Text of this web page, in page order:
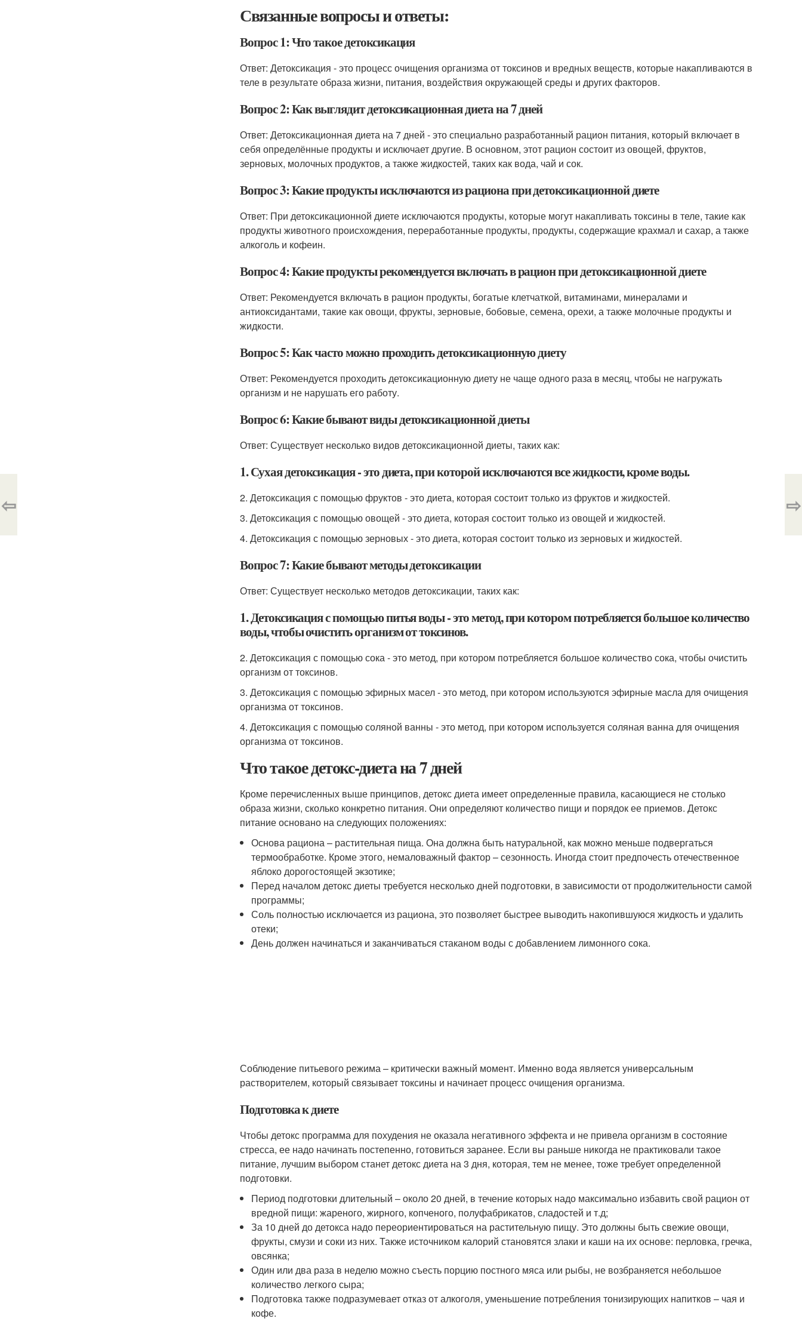
Связанные вопросы и ответы:
Вопрос 1: Что такое детоксикация
Ответ: Детоксикация - это процесс очищения организма от токсинов и вредных веществ, которые накапливаются в
теле в результате образа жизни, питания, воздействия окружающей среды и других факторов.
Вопрос 2: Как выглядит детоксикационная диета на 7 дней
Ответ: Детоксикационная диета на 7 дней - это специально разработанный рацион питания, который включает в
себя определённые продукты и исключает другие. В основном, этот рацион состоит из овощей, фруктов,
зерновых, молочных продуктов, а также жидкостей, таких как вода, чай и сок.
Вопрос 3: Какие продукты исключаются из рациона при детоксикационной диете
Ответ: При детоксикационной диете исключаются продукты, которые могут накапливать токсины в теле, такие как
продукты животного происхождения, переработанные продукты, продукты, содержащие крахмал и сахар, а также
алкоголь и кофеин.
Вопрос 4: Какие продукты рекомендуется включать в рацион при детоксикационной диете
Ответ: Рекомендуется включать в рацион продукты, богатые клетчаткой, витаминами, минералами и
антиоксидантами, такие как овощи, фрукты, зерновые, бобовые, семена, орехи, а также молочные продукты и
жидкости.
Вопрос 5: Как часто можно проходить детоксикационную диету
Ответ: Рекомендуется проходить детоксикационную диету не чаще одного раза в месяц, чтобы не нагружать
организм и не нарушать его работу.
Вопрос 6: Какие бывают виды детоксикационной диеты
Ответ: Существует несколько видов детоксикационной диеты, таких как:
1. Сухая детоксикация - это диета, при которой исключаются все жидкости, кроме воды.
2. Детоксикация с помощью фруктов - это диета, которая состоит только из фруктов и жидкостей.
3. Детоксикация с помощью овощей - это диета, которая состоит только из овощей и жидкостей.
4. Детоксикация с помощью зерновых - это диета, которая состоит только из зерновых и жидкостей.
Вопрос 7: Какие бывают методы детоксикации
Ответ: Существует несколько методов детоксикации, таких как:
1. Детоксикация с помощью питья воды - это метод, при котором потребляется большое количество
воды, чтобы очистить организм от токсинов.
2. Детоксикация с помощью сока - это метод, при котором потребляется большое количество сока, чтобы очистить
организм от токсинов.
3. Детоксикация с помощью эфирных масел - это метод, при котором используются эфирные масла для очищения
организма от токсинов.
4. Детоксикация с помощью соляной ванны - это метод, при котором используется соляная ванна для очищения
организма от токсинов.
Что такое детокс-диета на 7 дней
Кроме перечисленных выше принципов, детокс диета имеет определенные правила, касающиеся не столько
образа жизни, сколько конкретно питания. Они определяют количество пищи и порядок ее приемов. Детокс
питание основано на следующих положениях:
Основа рациона – растительная пища. Она должна быть натуральной, как можно меньше подвергаться
термообработке. Кроме этого, немаловажный фактор – сезонность. Иногда стоит предпочесть отечественное
яблоко дорогостоящей экзотике;
Перед началом детокс диеты требуется несколько дней подготовки, в зависимости от продолжительности самой
программы;
Соль полностью исключается из рациона, это позволяет быстрее выводить накопившуюся жидкость и удалить
отеки;
День должен начинаться и заканчиваться стаканом воды с добавлением лимонного сока.
Соблюдение питьевого режима – критически важный момент. Именно вода является универсальным
растворителем, который связывает токсины и начинает процесс очищения организма.
Подготовка к диете
Чтобы детокс программа для похудения не оказала негативного эффекта и не привела организм в состояние
стресса, ее надо начинать постепенно, готовиться заранее. Если вы раньше никогда не практиковали такое
питание, лучшим выбором станет детокс диета на 3 дня, которая, тем не менее, тоже требует определенной
подготовки.
Период подготовки длительный – около 20 дней, в течение которых надо максимально избавить свой рацион от
вредной пищи: жареного, жирного, копченого, полуфабрикатов, сладостей и т.д;
За 10 дней до детокса надо переориентироваться на растительную пищу. Это должны быть свежие овощи,
фрукты, смузи и соки из них. Также источником калорий становятся злаки и каши на их основе: перловка, гречка,
овсянка;
Один или два раза в неделю можно съесть порцию постного мяса или рыбы, не возбраняется небольшое
количество легкого сыра;
Подготовка также подразумевает отказ от алкоголя, уменьшение потребления тонизирующих напитков – чая и
кофе.
⇦ ⇨